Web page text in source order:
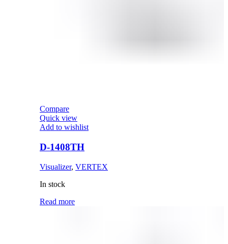
Compare
Quick view
Add to wishlist
D-1408TH
Visualizer, VERTEX
In stock
Read more